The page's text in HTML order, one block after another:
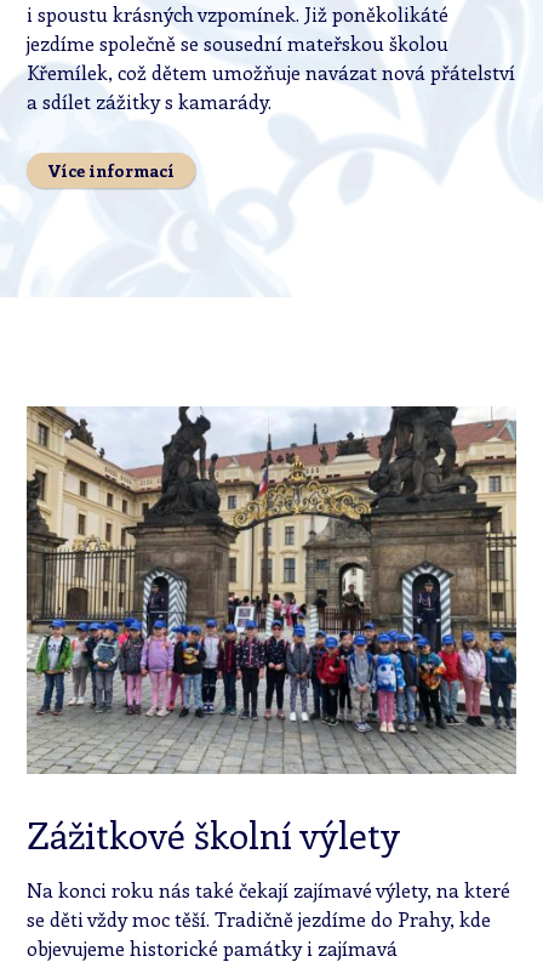
i spoustu krásných vzpomínek. Již poněkolikáté
jezdíme společně se sousední mateřskou školou
Křemílek, což dětem umožňuje navázat nová přátelství
a sdílet zážitky s kamarády.
Více informací
Zážitkové školní výlety
Na konci roku nás také čekají zajímavé výlety, na které
se děti vždy moc těší. Tradičně jezdíme do Prahy, kde
objevujeme historické památky i zajímavá